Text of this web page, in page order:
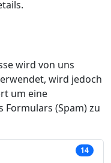
wird von uns
wird jedoch
um eine
(Spam) zu
14